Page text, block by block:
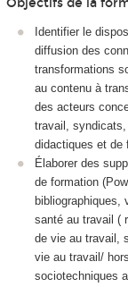
Objectifs de la
Identifier le
diffusion des
transformations
au contenu à
des acteurs
travail, syndicats,
didactiques et de
Élaborer des
de formation
santé au travail (
de vie au travail,
vie au travail/
sociotechniques